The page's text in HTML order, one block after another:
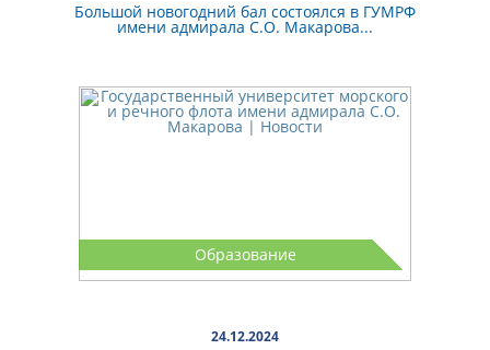
Большой новогодний бал состоялся в ГУМРФ
имени адмирала С.О. Макарова...
Образование
24.12.2024